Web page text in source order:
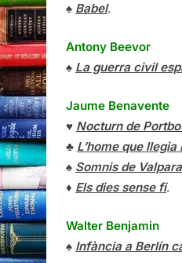
♠ Babel.
Antony Beevor
♠ La guerra civil
Jaume Benavente
♥ Nocturn de
♣ L’home que
♠ Somnis de
♦ Els dies sense fi.
Walter Benjamin
♠ Infància a Berlín